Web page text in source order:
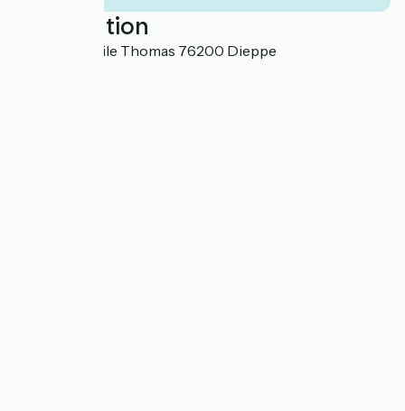
Localisation
37 rue de l'Asile Thomas 76200 Dieppe